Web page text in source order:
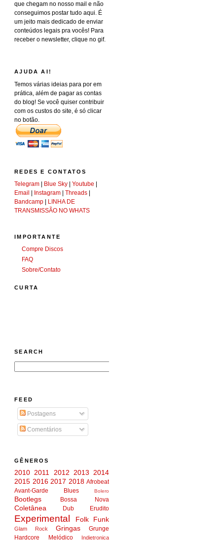
que chegam no nosso mail e não
conseguimos postar tudo aqui. É
um jeito mais dedicado de enviar
conteúdos legais pra vocês! Para
receber o newsletter, clique no gif.
AJUDA AI!
Temos várias ideias para por em
prática, além de pagar as contas
do blog! Se você quiser contribuir
com os custos do site, é só clicar
no botão.
REDES E CONTATOS
Telegram | Blue Sky |Youtube |
Email | Instagram |Threads |
Bandcamp | LINHA DE
TRANSMISSÃO NO WHATS
IMPORTANTE
Compre Discos
FAQ
Sobre/Contato
CURTA
SEARCH
FEED
Postagens
Comentários
GÊNEROS
2010 2011 2012 2013 2014
2015 2016 2017 2018 Afrobeat
Avant-Garde
Blues Bolero
Bootlegs Bossa Nova
Coletânea Dub Erudito
Experimental Folk Funk
Glam Rock Gringas
Grunge
Hardcore Melódico
Indietronica